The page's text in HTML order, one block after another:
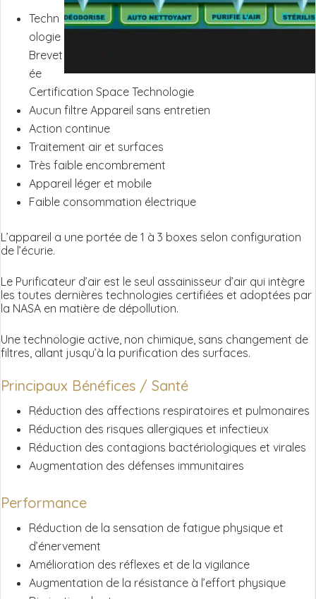
Techn
ologie
Brevet
ée
Certification Space Technologie
Aucun filtre Appareil sans entretien
Action continue
Traitement air et surfaces
Très faible encombrement
Appareil léger et mobile
Faible consommation électrique
L’appareil a une portée de 1 à 3 boxes selon configuration
de l’écurie.
Le Purificateur d’air est le seul assainisseur d’air qui intègre
les toutes dernières technologies certifiées et adoptées par
la NASA en matière de dépollution.
Une technologie active, non chimique, sans changement de
filtres, allant jusqu’à la purification des surfaces.
Principaux Bénéfices / Santé
Réduction des affections respiratoires et pulmonaires
Réduction des risques allergiques et infectieux
Réduction des contagions bactériologiques et virales
Augmentation des défenses immunitaires
Performance
Réduction de la sensation de fatigue physique et
d’énervement
Amélioration des réflexes et de la vigilance
Augmentation de la résistance à l’effort physique